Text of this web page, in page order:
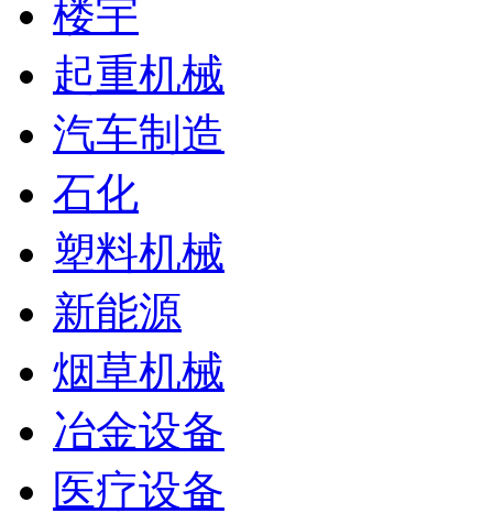
楼宇
起重机械
汽车制造
石化
塑料机械
新能源
烟草机械
冶金设备
医疗设备